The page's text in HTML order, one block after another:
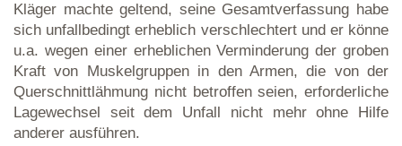
Kläger machte geltend, seine Gesamtverfassung habe
sich unfallbedingt erheblich verschlechtert und er könne
u.a. wegen einer erheblichen Verminderung der groben
Kraft von Muskelgruppen in den Armen, die von der
Querschnittlähmung nicht betroffen seien, erforderliche
Lagewechsel seit dem Unfall nicht mehr ohne Hilfe
anderer ausführen.